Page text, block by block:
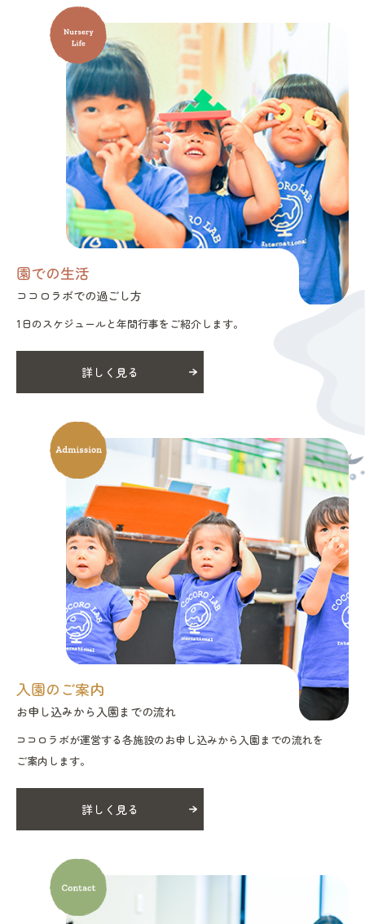
園での生活
ココロラボでの過ごし方
1日のスケジュールと年間行事をご紹介します。
詳しく見る
入園のご案内
お申し込みから入園までの流れ
ココロラボが運営する各施設のお申し込みから入園までの流れを
ご案内します。
詳しく見る